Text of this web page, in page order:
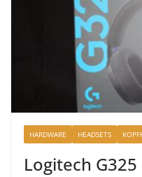
HARDWARE HEADSETS
Logitech G325